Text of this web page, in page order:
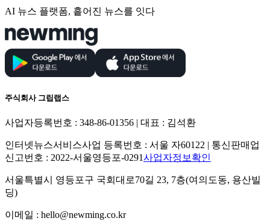
AI 뉴스 플랫폼, 흩어진 뉴스를 잇다
주식회사 그립랩스
사업자등록번호 : 348-86-01356 | 대표 : 김석환
인터넷뉴스서비스사업 등록번호 : 서울 자60122 | 통신판매업
신고번호 : 2022-서울영등포-0291사업자정보확인
서울특별시 영등포구 국회대로70길 23, 7층(여의도동, 용산빌
딩)
이메일 : hello@newming.co.kr